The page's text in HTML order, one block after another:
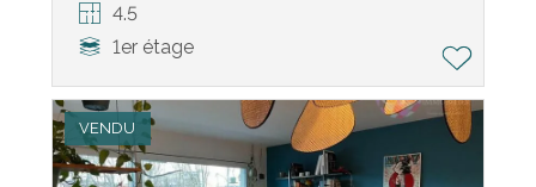
4.5
1er étage
VENDU